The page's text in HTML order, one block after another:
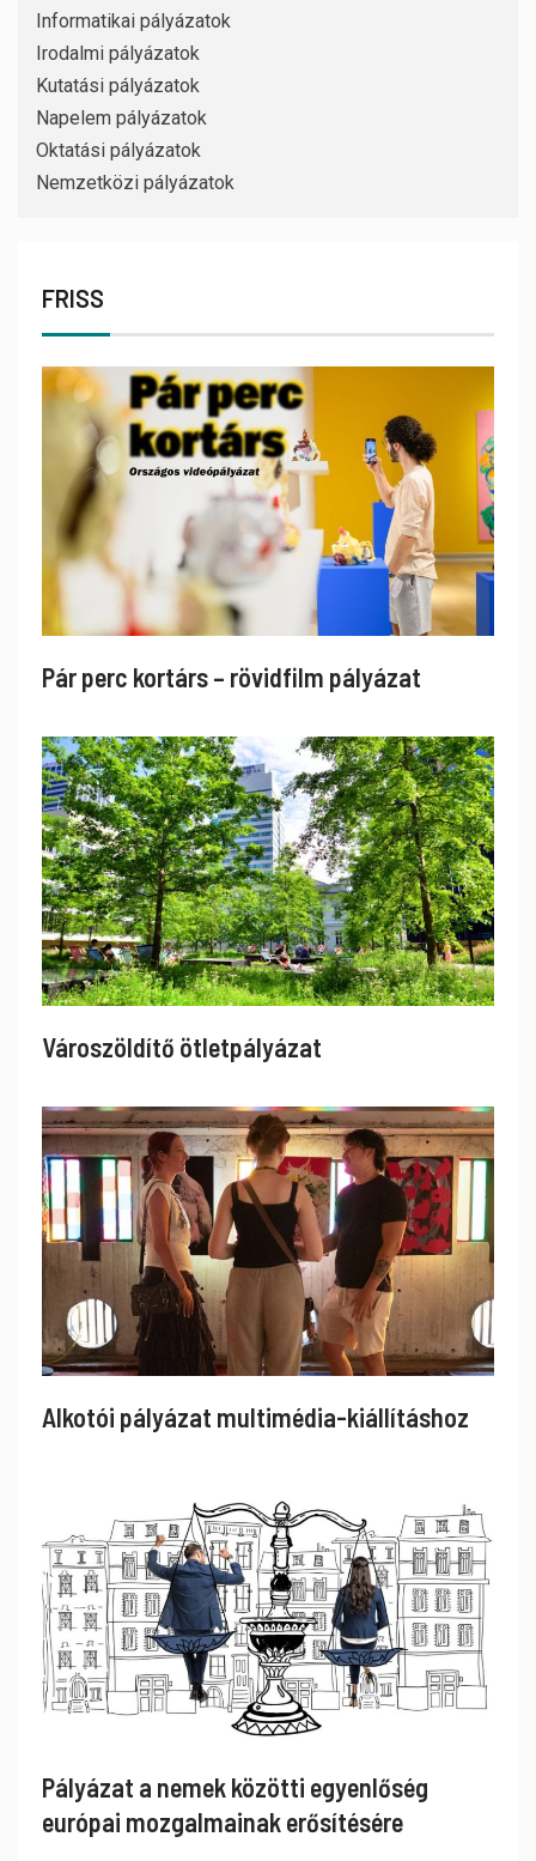
Informatikai pályázatok
Irodalmi pályázatok
Kutatási pályázatok
Napelem pályázatok
Oktatási pályázatok
Nemzetközi pályázatok
FRISS
Pár perc kortárs – rövidfilm pályázat
Városzöldítő ötletpályázat
Alkotói pályázat multimédia-kiállításhoz
Pályázat a nemek közötti egyenlőség
európai mozgalmainak erősítésére